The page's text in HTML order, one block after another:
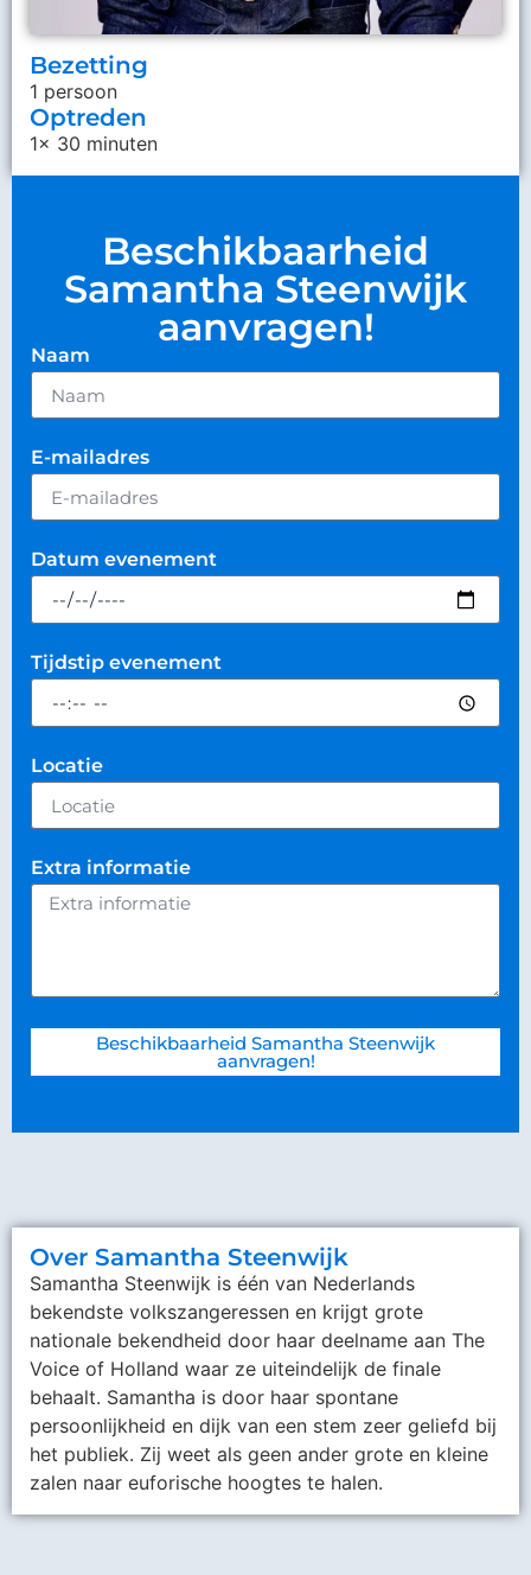
Bezetting
1 persoon
Optreden
1x 30 minuten
Beschikbaarheid
Samantha Steenwijk
aanvragen!
Naam
E-mailadres
Datum evenement
Tijdstip evenement
Locatie
Extra informatie
Beschikbaarheid Samantha Steenwijk
aanvragen!
Over Samantha Steenwijk
Samantha Steenwijk is één van Nederlands
bekendste volkszangeressen en krijgt grote
nationale bekendheid door haar deelname aan The
Voice of Holland waar ze uiteindelijk de finale
behaalt. Samantha is door haar spontane
persoonlijkheid en dijk van een stem zeer geliefd bij
het publiek. Zij weet als geen ander grote en kleine
zalen naar euforische hoogtes te halen.